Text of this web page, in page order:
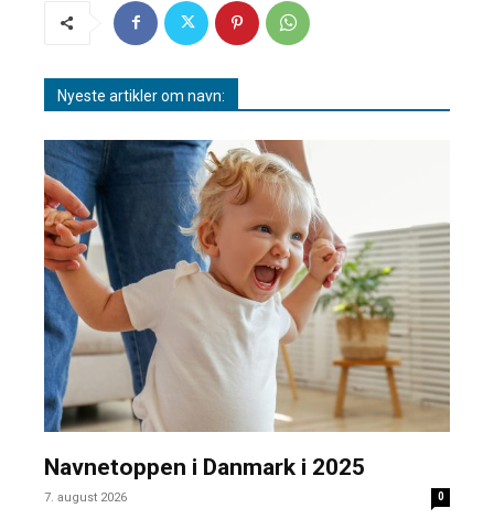
Nyeste artikler om navn:
Navnetoppen i Danmark i 2025
7. august 2026 0